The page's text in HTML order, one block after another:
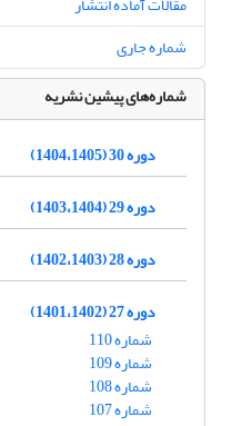
شماره جاری
شماره‌های پیشین نشریه
دوره 30 (1404،1405)
دوره 29 (1403،1404)
دوره 28 (1402،1403)
دوره 27 (1401،1402)
شماره 110
شماره 109
شماره 108
شماره 107